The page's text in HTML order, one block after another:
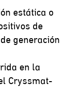
estática o
de
generación
en la
Cryssmat-